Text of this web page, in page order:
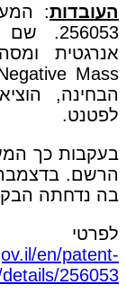
העובדות:
הבחינה,
לפטנט.
בעקבות כך
בה נדחתה
en/patent-
256053